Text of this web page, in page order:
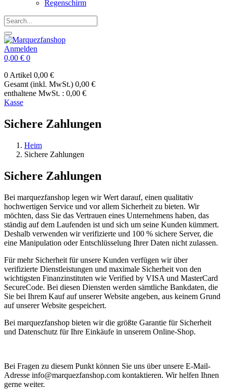
Regenschirm
Anmelden
0,00 € 0
0 Artikel 0,00 €
Gesamt (inkl. MwSt.) 0,00 €
enthaltene MwSt. : 0,00 €
Kasse
Sichere Zahlungen
Heim
Sichere Zahlungen
Sichere Zahlungen
Bei marquezfanshop legen wir Wert darauf, einen qualitativ
hochwertigen Service und vor allem Sicherheit zu bieten. Wir
möchten, dass Sie das Vertrauen eines Unternehmens haben, das
ständig auf dem Laufenden ist und sich um seine Kunden kümmert.
Deshalb verwenden wir verifizierte und 100 % sichere Server, die
eine Manipulation oder Entschlüsselung Ihrer Daten nicht zulassen.
Für mehr Sicherheit für unsere Kunden verfügen wir über
verifizierte Dienstleistungen und maximale Sicherheit von den
wichtigsten Finanzinstituten wie Verified by VISA und MasterCard
SecureCode. Bei diesen Diensten werden sämtliche Bankdaten, die
Sie bei Ihrem Kauf auf unserer Website angeben, aus keinem Grund
auf unserer Website gespeichert.
Bei marquezfanshop bieten wir die größte Garantie für Sicherheit
und Datenschutz für Ihre Einkäufe in unserem Online-Shop.
Bei Fragen zu diesem Punkt können Sie uns über unsere E-Mail-
Adresse info@marquezfanshop.com kontaktieren. Wir helfen Ihnen
gerne weiter.